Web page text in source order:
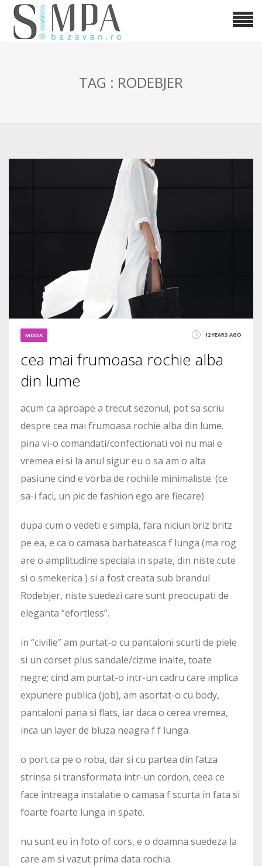
TAG : RODEBJER
MODA 12 YEARS AGO
cea mai frumoasa rochie alba
din lume
acum ca aproape a trecut sezonul, pot sa scriu
despre cea mai frumoasa rochie alba din lume.
pina vi-o comandati/confectionati voi nu mai e
vremea ei si la anul sigur eu o sa am o alta
pasiune cind e vorba de rochiile minimaliste. (ce
sa-i faci, un pic de fashion ego are fiecare)
dupa cum o vedeti e simpla, fara niciun briz britz
pe ea, e ca o camasa barbateasca f lunga (ma rog
are o amplitudine speciala in spate, din niste cute
si o smekerica ) si a fost creata sub brandul
Rodebjer, niste suedezi care sunt preocupati de
eleganta “efortless”.
in “civilie” am purtat-o cu pantaloni scurti de piele
si un corset plus sandale/cizme inalte, toate
negre; cind am purtat-o intr-un cadru care implica
expunere publica (job), am asortat-o cu body,
pantaloni pana si flats, iar daca o cerea vremea,
inca un layer de bluza neagra f f lunga.
o port ca pe o roba, dar si cu partea din fatza
strinsa si transformata intr-un cordon, ceea ce
face intreaga instalatie o camasa f scurta in fata si
foarte foarte lunga in spate.
nu sunt eu in foto of cors, e o doamna suedeza la
care am si vazut prima data rochia.